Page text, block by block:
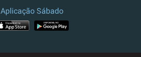
Aplicação Sábado